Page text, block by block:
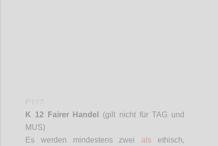
K 12 Fairer Handel (gilt nicht für TAG und
MUS)
Es werden mindestens zwei als ethisch,